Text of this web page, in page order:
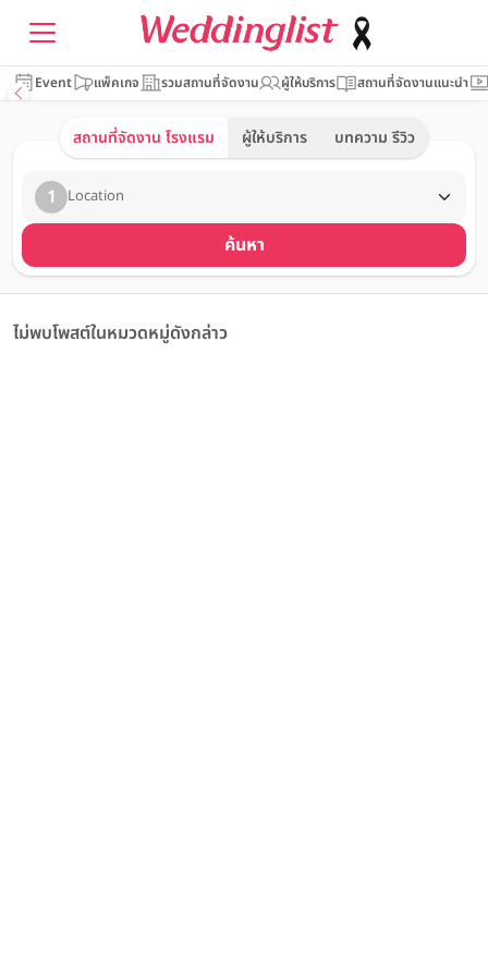
Event แพ็คเกจ รวมสถานที่จัดงาน ผู้ให้บริการ สถานที่จัดงานแนะนำ
สถานที่จัดงาน โรงแรม ผู้ให้บริการ บทความ รีวิว
1 Location
ค้นหา
ไม่พบโพสต์ในหมวดหมู่ดังกล่าว